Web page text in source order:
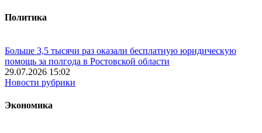
Политика
Больше 3,5 тысячи раз оказали бесплатную юридическую
помощь за полгода в Ростовской области
29.07.2026 15:02
Новости рубрики
Экономика